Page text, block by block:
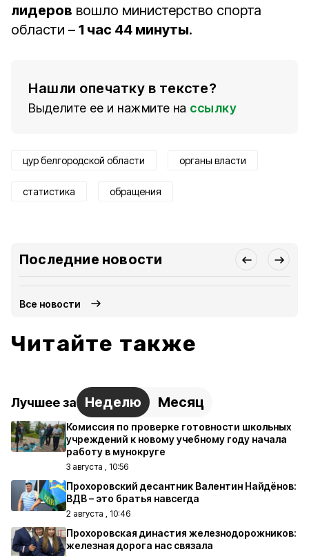
лидеров вошло министерство спорта
области – 1 час 44 минуты.
Нашли опечатку в тексте?
Выделите ее и нажмите на ссылку
цур белгородской области органы власти
статистика обращения
Последние новости
Все новости
Читайте также
Лучшее за Неделю Месяц
Комиссия по проверке готовности школьных
учреждений к новому учебному году начала
работу в мунокруге
3 августа , 10:56
Прохоровский десантник Валентин Найдёнов:
ВДВ – это братья навсегда
2 августа , 10:46
Прохоровская династия железнодорожников:
железная дорога нас связала